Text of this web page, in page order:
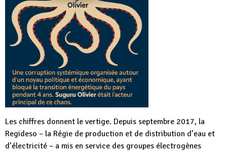
Les chiffres donnent le vertige. Depuis septembre 2017, la
Regideso – la Régie de production et de distribution d’eau et
d’électricité – a mis en service des groupes électrogènes